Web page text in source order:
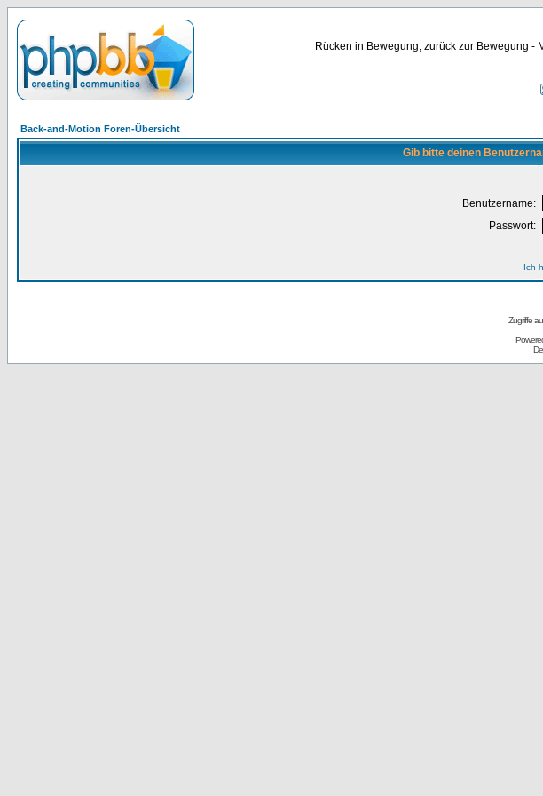
Rücken in Bewegung, zurück zur Bewegung -
Back-and-Motion Foren-Übersicht
Gib bitte deinen
Benutzername:
Passwort:
Ich
Zugriffe